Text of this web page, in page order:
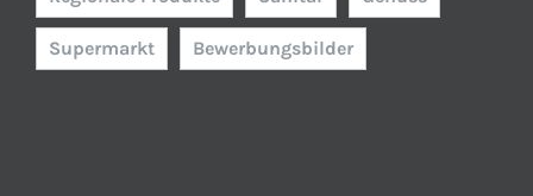
Supermarkt Bewerbungsbilder